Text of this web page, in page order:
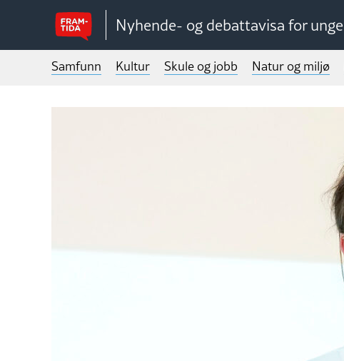
Nyhende- og debattavisa for unge
Samfunn Kultur Skule og jobb Natur og miljø